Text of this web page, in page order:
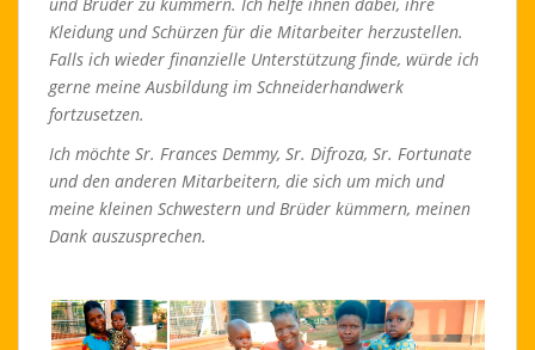
Kleidung und Schürzen für die Mitarbeiter herzustellen.
Falls ich wieder finanzielle Unterstützung finde, würde ich
gerne meine Ausbildung im Schneiderhandwerk
fortzusetzen.
Ich möchte Sr. Frances Demmy, Sr. Difroza, Sr. Fortunate
und den anderen Mitarbeitern, die sich um mich und
meine kleinen Schwestern und Brüder kümmern, meinen
Dank auszusprechen.